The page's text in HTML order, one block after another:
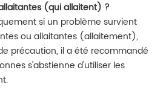
(qui allaitent) ?
si un problème survient
ou allaitantes (allaitement),
précaution, il a été recommandé
s'abstienne d'utiliser les